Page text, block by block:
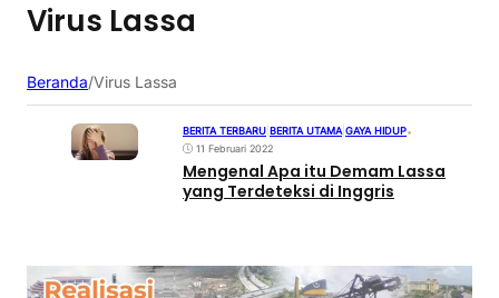
Virus Lassa
Beranda/Virus Lassa
BERITA TERBARU BERITA UTAMA GAYA HIDUP•
11 Februari 2022
Mengenal Apa itu Demam Lassa
yang Terdeteksi di Inggris